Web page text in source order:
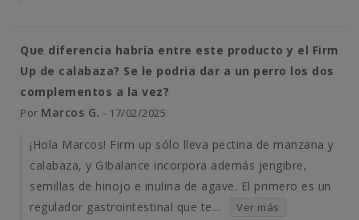
Que diferencia habría entre este producto y el Firm
Up de calabaza? Se le podria dar a un perro los dos
complementos a la vez?
Por Marcos G. - 17/02/2025
¡Hola Marcos! Firm up sólo lleva pectina de manzana y
calabaza, y GIbalance incorpora además jengibre,
semillas de hinojo e inulina de agave. El primero es un
regulador gastrointestinal que te...
Ver más